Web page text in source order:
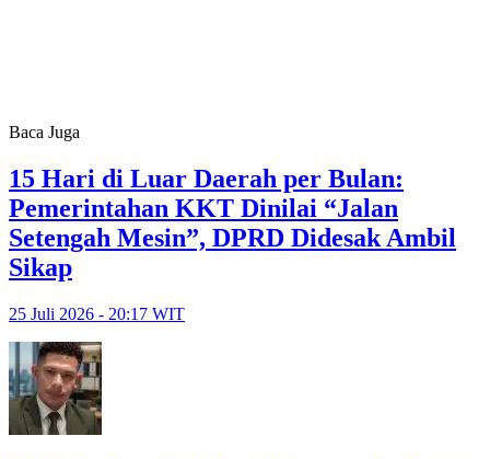
Baca Juga
15 Hari di Luar Daerah per Bulan:
Pemerintahan KKT Dinilai “Jalan
Setengah Mesin”, DPRD Didesak Ambil
Sikap
25 Juli 2026 - 20:17 WIT